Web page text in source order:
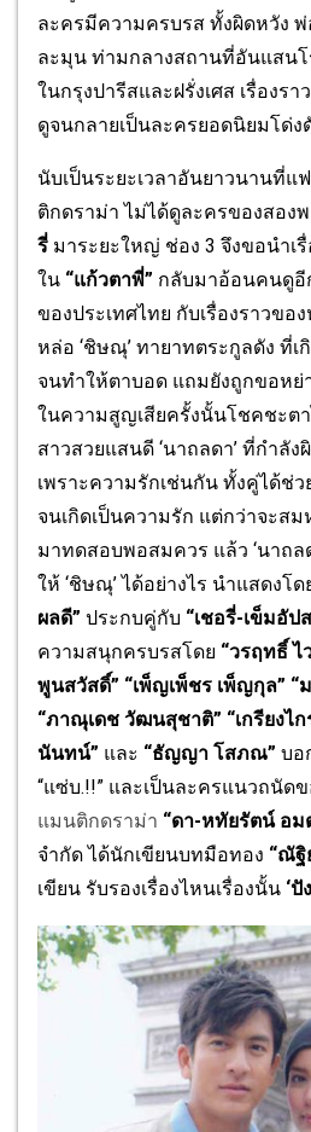
ละครมีความครบรส ทั้งผิดหวัง
ละมุน ท่ามกลางสถานที่อันแสน
ในกรุงปารีสและฝรั่งเศส เรื่องร
ดูจนกลายเป็นละครยอดนิยมโด่ง
นับเป็นระยะเวลาอันยาวนานที่แ
ติกดราม่า ไม่ได้ดูละครของสอง
รี่ มาระยะใหญ่ ช่อง 3 จึงขอนำเ
ใน “แก้วตาพี่” กลับมาอ้อนคนดูอี
ของประเทศไทย กับเรื่องราวขอ
หล่อ ‘ชิษณุ’ ทายาทตระกูลดัง ที่
จนทำให้ตาบอด แถมยังถูกขอหย่
ในความสูญเสียครั้งนั้นโชคชะต
สาวสวยแสนดี ‘นาถลดา’ ที่กำลัง
เพราะความรักเช่นกัน ทั้งคู่ได้ช่ว
จนเกิดเป็นความรัก แต่กว่าจะส
มาทดสอบพอสมควร แล้ว ‘นาถล
ให้ ‘ชิษณุ’ได้อย่างไร นำแสดงโด
ผลดี” ประกบคู่กับ “เชอรี่-เข็มอัป
ความสนุกครบรสโดย “วรฤทธิ์ ไ
พูนสวัสดิ์” “เพ็ญเพ็ชร เพ็ญกุล”
“ภาณุเดช วัฒนสุชาติ” “เกรียงไ
นันทน์” และ “ธัญญา โสภณ” บอ
“แซ่บ.!!” และเป็นละครแนวถนัด
แมนติกดราม่า “ดา-หทัยรัตน์ อ
จำกัด ได้นักเขียนบทมือทอง “ณัฐิ
เขียน รับรองเรื่องไหนเรื่องนั้น ‘ปั